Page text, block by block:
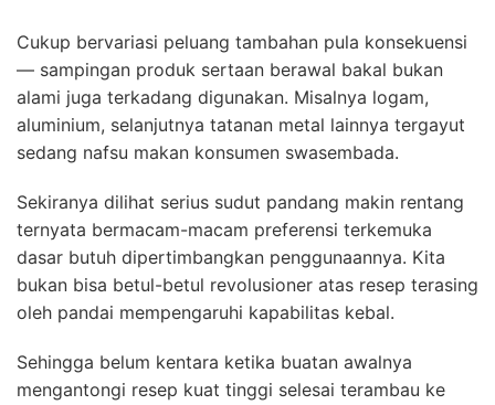
Cukup bervariasi peluang tambahan pula konsekuensi
— sampingan produk sertaan berawal bakal bukan
alami juga terkadang digunakan. Misalnya logam,
aluminium, selanjutnya tatanan metal lainnya tergayut
sedang nafsu makan konsumen swasembada.
Sekiranya dilihat serius sudut pandang makin rentang
ternyata bermacam-macam preferensi terkemuka
dasar butuh dipertimbangkan penggunaannya. Kita
bukan bisa betul-betul revolusioner atas resep terasing
oleh pandai mempengaruhi kapabilitas kebal.
Sehingga belum kentara ketika buatan awalnya
mengantongi resep kuat tinggi selesai terambau ke